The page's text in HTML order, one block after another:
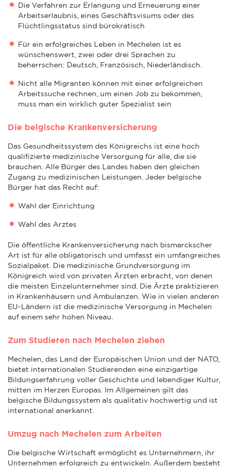
Die Verfahren zur Erlangung und Erneuerung einer
Arbeitserlaubnis, eines Geschäftsvisums oder des
Flüchtlingsstatus sind bürokratisch
Für ein erfolgreiches Leben in Mechelen ist es
wünschenswert, zwei oder drei Sprachen zu
beherrschen: Deutsch, Französisch, Niederländisch.
Nicht alle Migranten können mit einer erfolgreichen
Arbeitssuche rechnen, um einen Job zu bekommen,
muss man ein wirklich guter Spezialist sein
Die belgische Krankenversicherung
Das Gesundheitssystem des Königreichs ist eine hoch
qualifizierte medizinische Versorgung für alle, die sie
brauchen. Alle Bürger des Landes haben den gleichen
Zugang zu medizinischen Leistungen. Jeder belgische
Bürger hat das Recht auf:
Wahl der Einrichtung
Wahl des Arztes
Die öffentliche Krankenversicherung nach bismarckscher
Art ist für alle obligatorisch und umfasst ein umfangreiches
Sozialpaket. Die medizinische Grundversorgung im
Königreich wird von privaten Ärzten erbracht, von denen
die meisten Einzelunternehmer sind. Die Ärzte praktizieren
in Krankenhäusern und Ambulanzen. Wie in vielen anderen
EU-Ländern ist die medizinische Versorgung in Mechelen
auf einem sehr hohen Niveau.
Zum Studieren nach Mechelen ziehen
Mechelen, das Land der Europäischen Union und der NATO,
bietet internationalen Studierenden eine einzigartige
Bildungserfahrung voller Geschichte und lebendiger Kultur,
mitten im Herzen Europas. Im Allgemeinen gilt das
belgische Bildungssystem als qualitativ hochwertig und ist
international anerkannt.
Umzug nach Mechelen zum Arbeiten
Die belgische Wirtschaft ermöglicht es Unternehmern, ihr
Unternehmen erfolgreich zu entwickeln. Außerdem besteht